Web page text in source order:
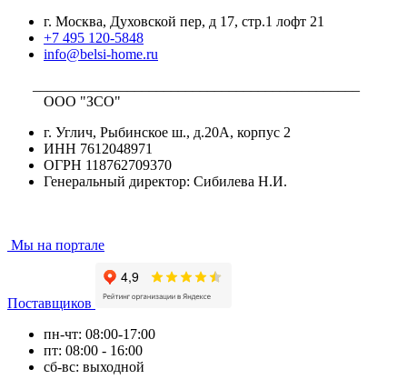
г. Москва, Духовской пер, д 17, стр.1 лофт 21
+7 495 120-5848
info@belsi-home.ru
ООО "ЗСО"
г. Углич, Рыбинское ш., д.20А, корпус 2
ИНН 7612048971
ОГРН 118762709370
Генеральный директор: Сибилева Н.И.
Мы на портале
Поставщиков
пн-чт: 08:00-17:00
пт: 08:00 - 16:00
сб-вс: выходной